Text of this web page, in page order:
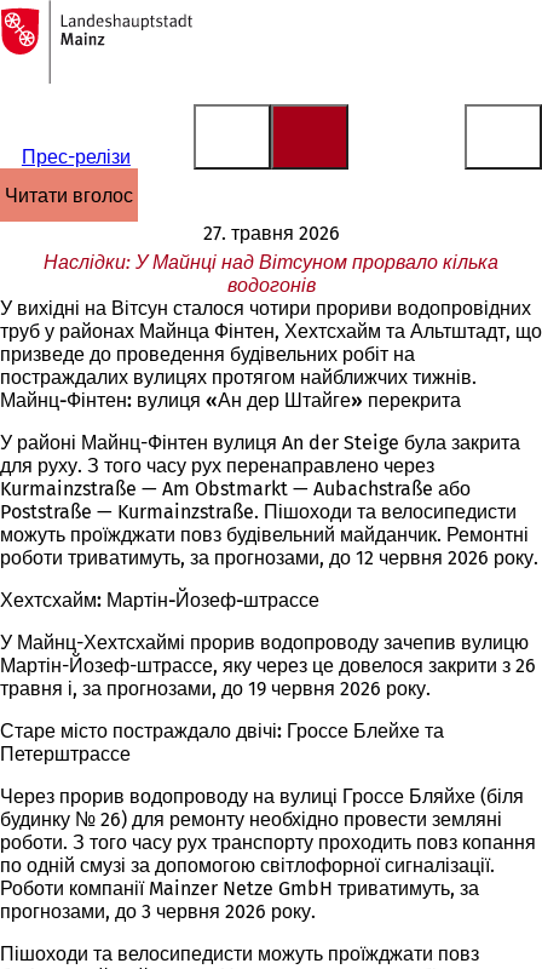
Перейти до змісту
На
головну
сторінку
Прес-релізи
читати вголос
27. травня 2026
Наслідки: У Майнці над Вітсуном прорвало кілька
водогонів
У вихідні на Вітсун сталося чотири прориви водопровідних
труб у районах Майнца Фінтен, Хехтсхайм та Альтштадт, що
призведе до проведення будівельних робіт на
постраждалих вулицях протягом найближчих тижнів.
Майнц-Фінтен: вулиця «Ан дер Штайге» перекрита
У районі Майнц-Фінтен вулиця An der Steige була закрита
для руху. З того часу рух перенаправлено через
Kurmainzstraße — Am Obstmarkt — Aubachstraße або
Poststraße — Kurmainzstraße. Пішоходи та велосипедисти
можуть проїжджати повз будівельний майданчик. Ремонтні
роботи триватимуть, за прогнозами, до 12 червня 2026 року.
Хехтсхайм: Мартін-Йозеф-штрассе
У Майнц-Хехтсхаймі прорив водопроводу зачепив вулицю
Мартін-Йозеф-штрассе, яку через це довелося закрити з 26
травня і, за прогнозами, до 19 червня 2026 року.
Старе місто постраждало двічі: Гроссе Блейхе та
Петерштрассе
Через прорив водопроводу на вулиці Гроссе Бляйхе (біля
будинку № 26) для ремонту необхідно провести земляні
роботи. З того часу рух транспорту проходить повз копання
по одній смузі за допомогою світлофорної сигналізації.
Роботи компанії Mainzer Netze GmbH триватимуть, за
прогнозами, до 3 червня 2026 року.
Пішоходи та велосипедисти можуть проїжджати повз